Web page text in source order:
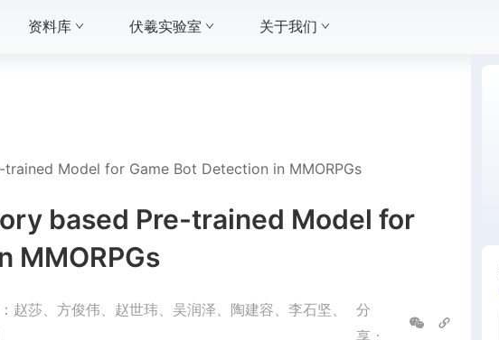
资料库 伏羲实验室 关于我们
Model for Game Bot Detection in MMORPGs
based Pre-trained Model for
MMORPGs
赵莎、方俊伟、赵世玮、吴润泽、陶建容、李石坚、
分
享：